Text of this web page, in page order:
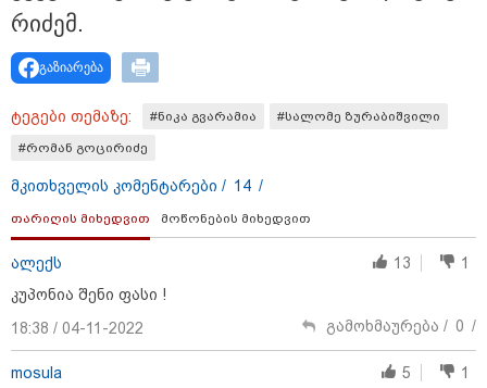
12:36 / 05-08-2026
გარდაცვლილი და დაშავებულები - ავტობანზე
ერთმანეთს მიკროავტობუსი და ევაკუატორი შეეჯახა
რი­ძემ.
გაზიარება
ტეგები თემაზე: #ნიკა გვარამია #სალომე ზურაბიშვილი
#რომან გოცირიძე
მკითხველის კომენტარები / 14 /
თარიღის მიხედვით მოწონების მიხედვით
ალექს 13
1
კუპონია შენი ფასი !
18:38 / 04-11-2022
გამოხმაურება / 0 /
mosula 5
1